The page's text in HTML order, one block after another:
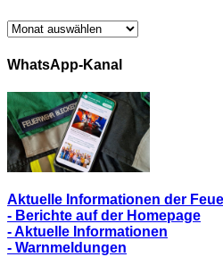
Archiv/
Berichte
WhatsApp-Kanal
Aktuelle Informationen der
- Berichte auf der Homepage
- Aktuelle Informationen
- Warnmeldungen